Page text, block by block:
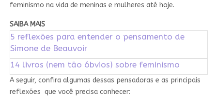
feminismo na vida de meninas e mulheres até hoje.
SAIBA MAIS
5 reflexões para entender o pensamento de
Simone de Beauvoir
14 livros (nem tão óbvios) sobre feminismo
A seguir, confira algumas dessas pensadoras e as principais
reflexões que você precisa conhecer: